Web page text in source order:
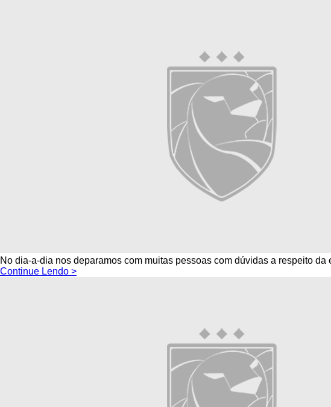
No dia-a-dia nos deparamos com muitas pessoas com dúvidas a respeito
Continue Lendo >